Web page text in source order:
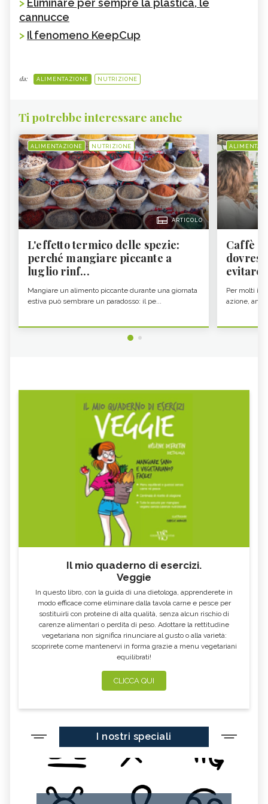
> Eliminare per sempre la plastica, le
cannucce
> Il fenomeno KeepCup
da: ALIMENTAZIONE NUTRIZIONE
Ti potrebbe interessare anche
ALIMENTAZIONE NUTRIZIONE
ARTICOLO
L'effetto termico delle spezie:
perché mangiare piccante a
luglio rinf...
Mangiare un alimento piccante durante una giornata
estiva può sembrare un paradosso: il pe...
Caffè
evitare
Per molti il
azione,
Il mio quaderno di esercizi.
Veggie
In questo libro, con la guida di una dietologa, apprenderete in
modo efficace come eliminare dalla tavola carne e pesce per
sostituirli con proteine di alta qualità, senza alcun rischio di
carenze alimentari o perdita di peso. Adottare la rettitudine
vegetariana non significa rinunciare al gusto o alla varietà:
scoprirete come mantenervi in forma grazie a menu vegetariani
equilibrati!
CLICCA QUI
I nostri speciali